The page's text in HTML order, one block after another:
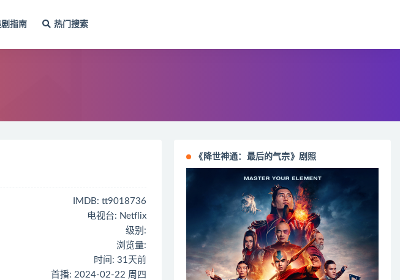
指南 热门搜索
IMDB: tt9018736
电视台: Netflix
级别:
浏览量:
时间: 31天前
首播: 2024-02-22 周四
《降世神通：最后的气宗》剧照